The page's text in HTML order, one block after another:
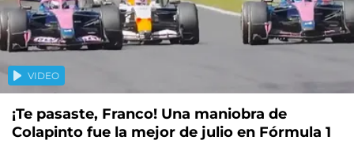
VIDEO
¡Te pasaste, Franco! Una maniobra de
Colapinto fue la mejor de julio en Fórmula 1